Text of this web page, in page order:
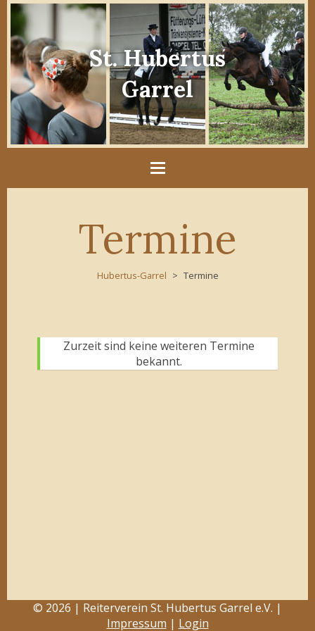
St. Hubertus
Garrel
Termine
Hubertus-Garrel Termine
Zurzeit sind keine weiteren Termine
bekannt.
© 2026 | Reiterverein St. Hubertus Garrel e.V. |
Impressum | Login